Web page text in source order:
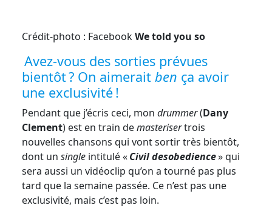
Crédit-photo : FacebookWe told you so
Avez-vous des sorties prévues
bientôt ? On aimerait ben ça avoir
une exclusivité !
Pendant que j’écris ceci, mon drummer(Dany
Clement) est en train demasterisertrois
nouvelles chansons qui vont sortir très bientôt,
dont un single intitulé «Civil desobedience» qui
sera aussi un vidéoclip qu’on a tourné pas plus
tard que la semaine passée. Ce n’est pas une
exclusivité, mais c’est pas loin.